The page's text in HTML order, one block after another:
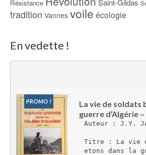
Résistance Saint-Gildas
tradition Vannes voile écologie
En vedette !
PROMO !
La vie de soldats
guerre d’Algérie –
Auteur : J.Y.
Titre : La vie
etons dans la